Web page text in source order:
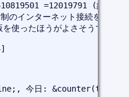
=12019791 (約 12
のインターネット接続をして
使ったほうがよさそうです。